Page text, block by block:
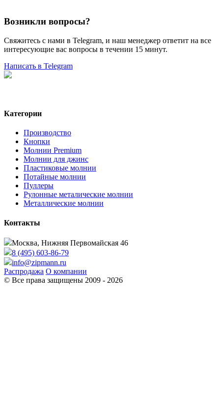
Возникли вопросы?
Свяжитесь с нами в Telegram, и наш менеджер ответит на все
интересующие вас вопросы в течении 15 минут.
Написать в Telegram
Категории
Производство
Кнопки
Молнии Premium
Молнии для джинс
Пластиковые молнии
Потайные молнии
Пуллеры
Рулонные металические молнии
Металлические молнии
Контакты
Москва, Нижняя Первомайская 46
8 (495) 603-86-79
info@zipmann.ru
Распродажа О компании
© Все права защищены 2009 - 2026